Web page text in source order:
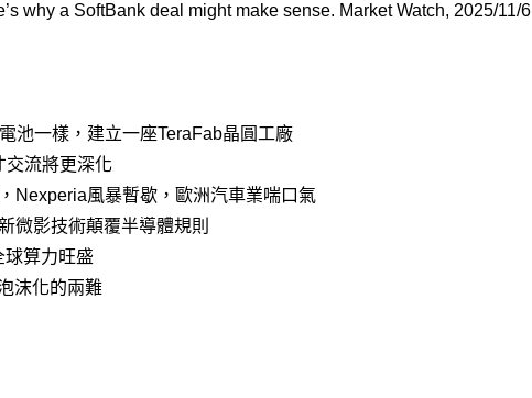
why a SoftBank deal might make sense. Market Watch, 2025/11/6
池一樣，建立一座TeraFab晶圓工廠
交流將更深化
Nexperia風暴暫歇，歐洲汽車業喘口氣
微影技術顛覆半導體規則
算力旺盛
沫化的兩難